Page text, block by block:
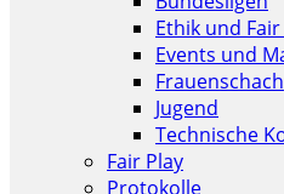
Ethik und
Events und
Frauenschach
Jugend
Technische
Fair Play
Protokolle